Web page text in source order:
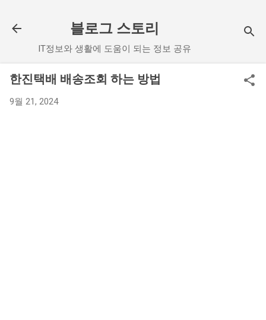
블로그 스토리
IT정보와 생활에 도움이 되는 정보 공유
한진택배 배송조회 하는 방법
9월 21, 2024